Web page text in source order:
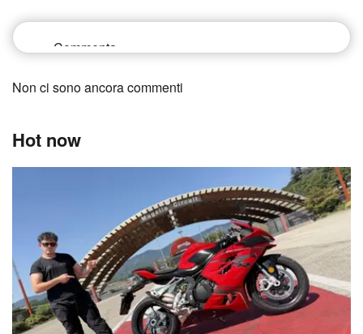
Non ci sono ancora commenti
Hot now